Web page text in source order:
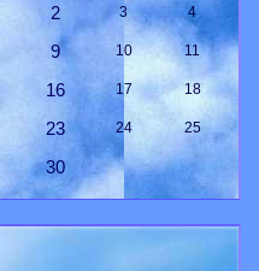
2 3 4
9 10 11
16 17 18
23 24 25
30